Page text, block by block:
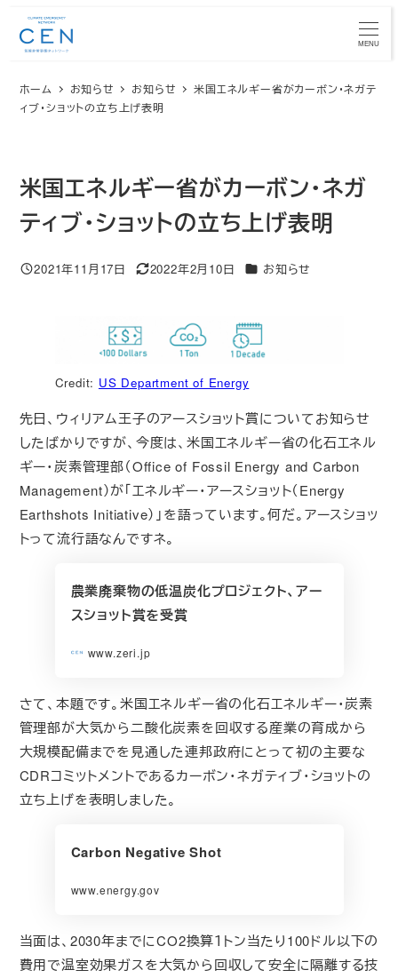
MENU
ホーム お知らせ お知らせ
米国エネルギー省がカーボン・ネガテ
ィブ・ショットの立ち上げ表明
米国エネルギー省がカーボン・ネガ
ティブ・ショットの立ち上げ表明
投稿日
2021年11月17日
更新日
2022年2月10日 カテゴリー
お知らせ
Credit: US Department of Energy
先日、ウィリアム王子のアースショット賞についてお知らせ
したばかりですが、今度は、米国エネルギー省の化石エネル
ギー・炭素管理部（Office of Fossil Energy and Carbon
Management）が「エネルギー・アースショット（Energy
Earthshots Initiative）」を語っています。何だ。アースショッ
トって流行語なんですネ。
農業廃棄物の低温炭化プロジェクト、アー
スショット賞を受賞
www.zeri.jp
さて、本題です。米国エネルギー省の化石エネルギー・炭素
管理部が大気から二酸化炭素を回収する産業の育成から
大規模配備までを見通した連邦政府にとって初の主要な
CDRコミットメントであるカーボン・ネガティブ・ショットの
立ち上げを表明しました。
Carbon Negative Shot
www.energy.gov
当面は、2030年までにCO2換算１トン当たり100ドル以下の
費用で温室効果ガスを大気から回収して安全に隔離する技